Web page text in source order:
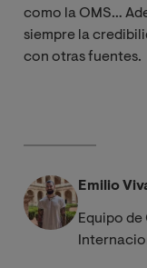
como la OMS…
siempre la
con otras fuentes.
Emilio
Equipo